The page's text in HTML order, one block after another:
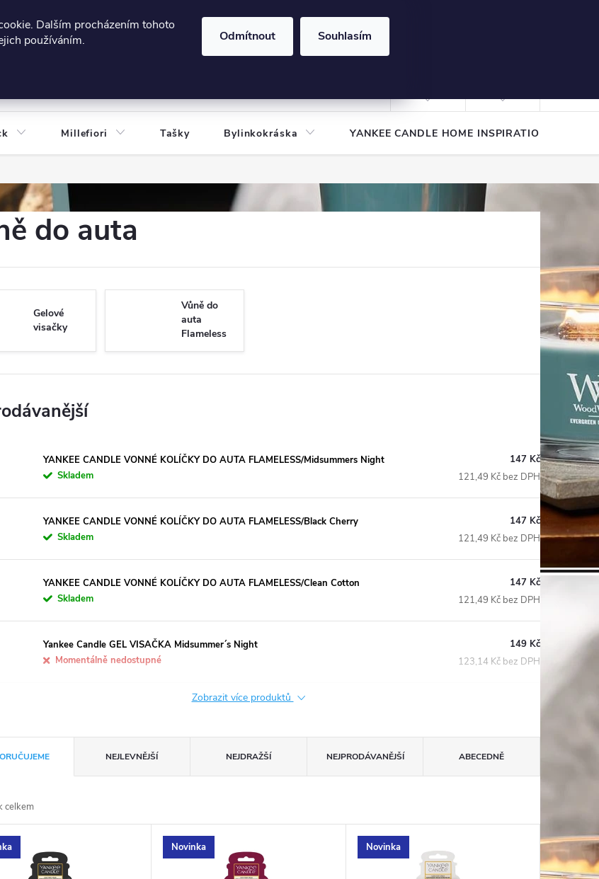
Dalším procházením tohoto
používáním.
Odmítnout Souhlasím
606124443
Podmínky ochrany osobních údajů
Millefiori Tašky Bylinkokráska YANKEE CANDLE HOME INSPIRATION
do auta
Gelové
visačky
Vůně do
auta
Flameless
kolíčky
YANKEE CANDLE VONNÉ KOLÍČKY DO AUTA FLAMELESS/Midsummers Night
Skladem
147 Kč
121,49 Kč bez DPH
YANKEE CANDLE VONNÉ KOLÍČKY DO AUTA FLAMELESS/Black Cherry
Skladem
147 Kč
121,49 Kč bez DPH
YANKEE CANDLE VONNÉ KOLÍČKY DO AUTA FLAMELESS/Clean Cotton
Skladem
147 Kč
121,49 Kč bez DPH
Yankee Candle GEL VISAČKA Midsummer´s Night
Momentálně nedostupné
149 Kč
123,14 Kč bez DPH
Zobrazit více produktů
NEJLEVNĚJŠÍ NEJDRAŽŠÍ NEJPRODÁVANĚJŠÍ ABECEDNĚ
celkem
Novinka Novinka